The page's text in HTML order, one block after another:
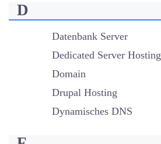
D
Datenbank Server
Dedicated Server Hosting
Domain
Drupal Hosting
Dynamisches DNS